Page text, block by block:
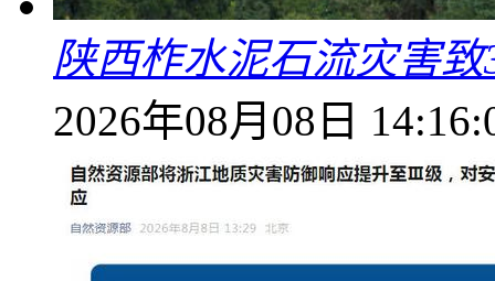
陕西柞水泥石流灾害
2026年08月08日